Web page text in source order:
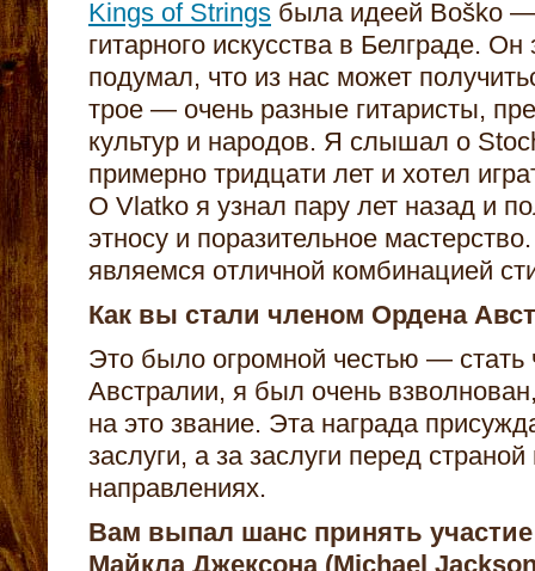
Kings of Strings была идеей Boško
гитарного искусства в Белграде. Он
подумал, что из нас может
трое — очень разные гитаристы,
культур и народов. Я слышал о
примерно тридцати лет и хотел
О Vlatko я узнал пару лет назад и
этносу и поразительное
являемся отличной комбинацией
Как вы стали членом Ордена
Это было огромной честью —
Австралии, я был очень
на это звание. Эта награда
заслуги, а за заслуги перед
направлениях.
Вам выпал шанс принять
Майкла Джексона (Michael